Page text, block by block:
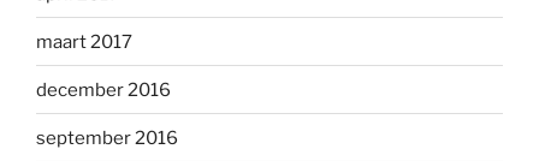
maart 2017
december 2016
september 2016